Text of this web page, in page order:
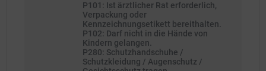
P101: Ist ärztlicher Rat erforderlich,
Verpackung oder
Kennzeichnungsetikett bereithalten.
P102: Darf nicht in die Hände von
Kindern gelangen.
P280: Schutzhandschuhe /
Schutzkleidung / Augenschutz /